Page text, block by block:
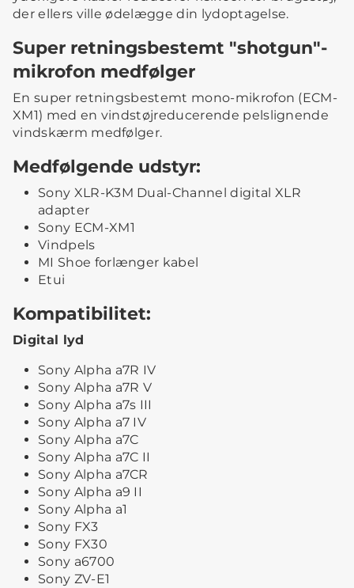
der ellers ville ødelægge din lydoptagelse.
Super retningsbestemt "shotgun"-
mikrofon medfølger
En super retningsbestemt mono-mikrofon (ECM-
XM1) med en vindstøjreducerende pelslignende
vindskærm medfølger.
Medfølgende udstyr:
Sony XLR-K3M Dual-Channel digital XLR
adapter
Sony ECM-XM1
Vindpels
MI Shoe forlænger kabel
Etui
Kompatibilitet:
Digital lyd
Sony Alpha a7R IV
Sony Alpha a7R V
Sony Alpha a7s III
Sony Alpha a7 IV
Sony Alpha a7C
Sony Alpha a7C II
Sony Alpha a7CR
Sony Alpha a9 II
Sony Alpha a1
Sony FX3
Sony FX30
Sony a6700
Sony ZV-E1